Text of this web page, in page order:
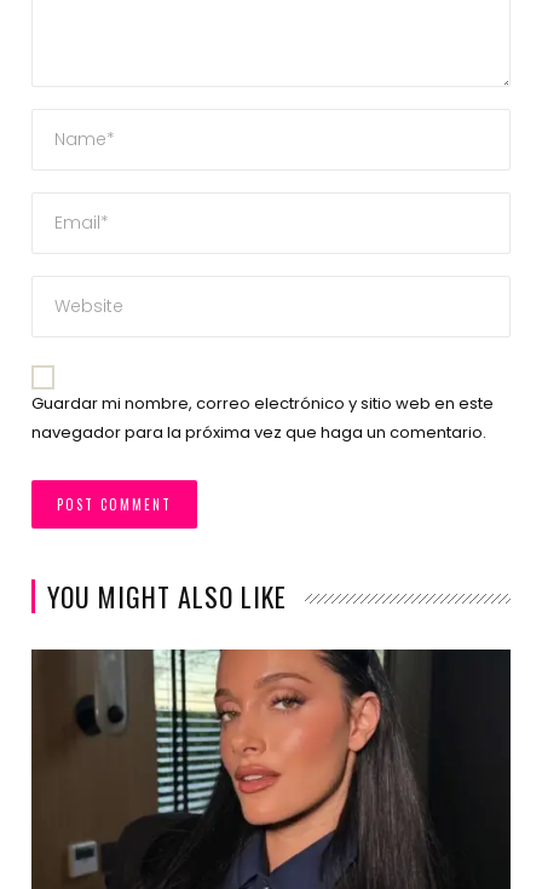
Guardar mi nombre, correo electrónico y sitio web en este
navegador para la próxima vez que haga un comentario.
YOU MIGHT ALSO LIKE